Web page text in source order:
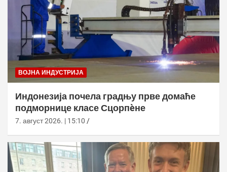
ВОЈНА ИНДУСТРИЈА
Индонезија почела градњу прве домаће
подморнице класе Сцорпèне
7. август 2026. | 15:10